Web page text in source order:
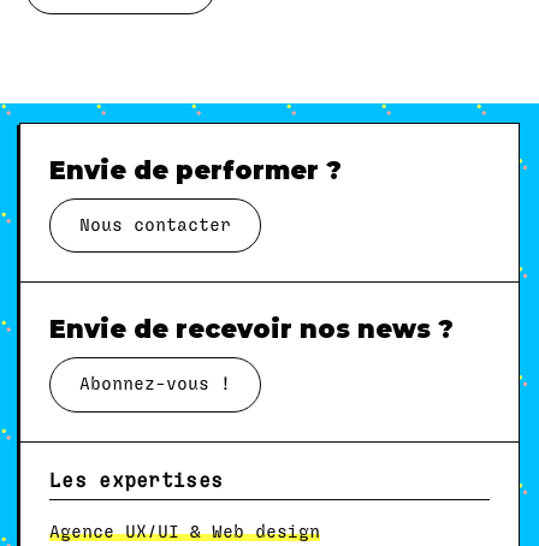
Envie de performer ?
Nous contacter
Envie de recevoir nos news ?
Abonnez-vous !
Les expertises
Agence UX/UI & Web design